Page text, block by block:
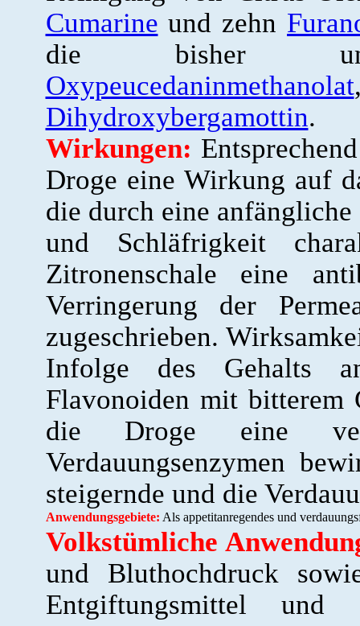
Cumarine und zehn
die bisher
Oxypeucedaninmethanolat
Dihydroxybergamottin.
Wirkungen:
Droge eine Wirkung auf
die durch eine
und Schläfrigkeit
Zitronenschale eine
Verringerung der
zugeschrieben.
Infolge des Gehalts
Flavonoiden mit bitterem
die Droge eine
Verdauungsenzymen
steigernde und die
Anwendungsgebiete: Als appetitanregendes und
Volkstümliche
und Bluthochdruck
Entgiftungsmittel und